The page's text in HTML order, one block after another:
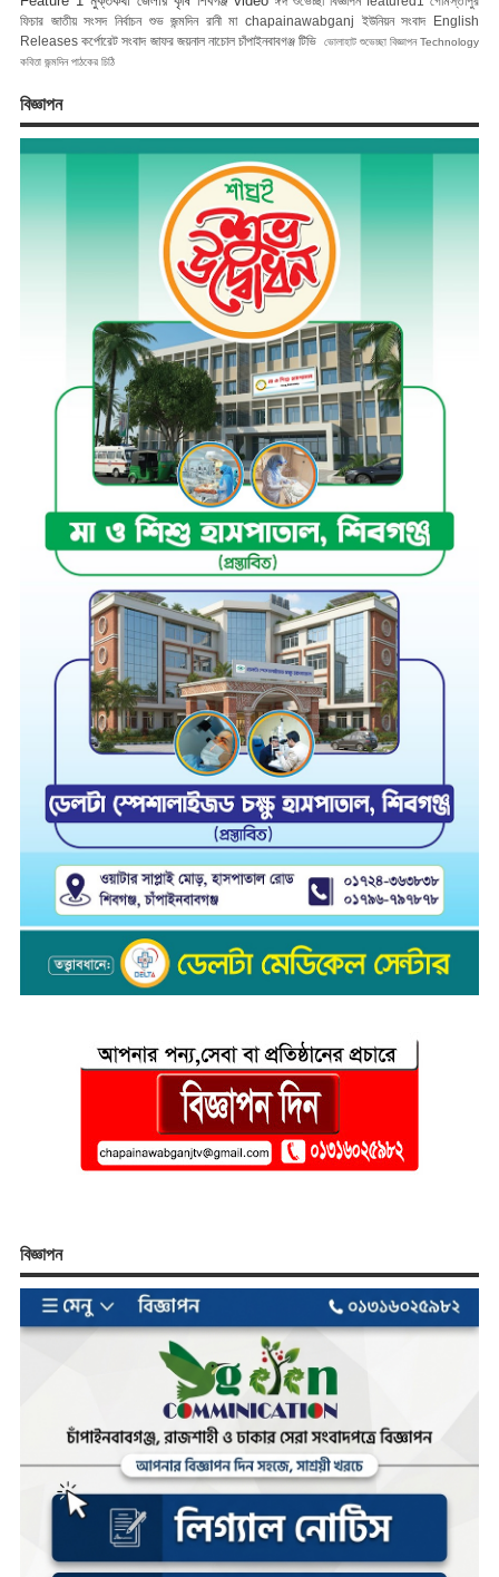
ফিচার জাতীয় সংসদ নির্বাচন শুভ জন্মদিন রানী মা chapainawabganj ইউনিয়ন সংবাদ
English
Releases কর্পোরেট সংবাদ জাফর জয়নাল নাচোল চাঁপাইনবাবগঞ্জ টিভি ভোলাহাট শুভেচ্ছা বিজ্ঞাপন Technology
কবিতা জন্মদিন পাঠকের চিঠি
বিজ্ঞাপন
বিজ্ঞাপন